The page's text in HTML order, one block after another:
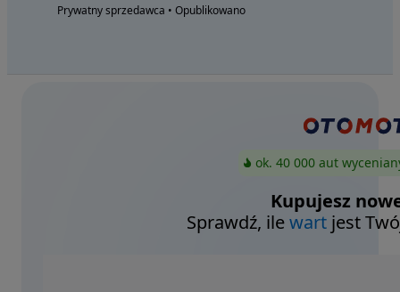
Prywatny sprzedawca • Opublikowano
ok. 40 000 aut
Kupujesz
Sprawdź, ilewart jest